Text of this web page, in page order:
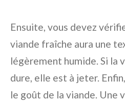
Ensuite, vous devez
viande fraîche aura une
légèrement humide. Si la
dure, elle est à jeter.
le goût de la viande. Une